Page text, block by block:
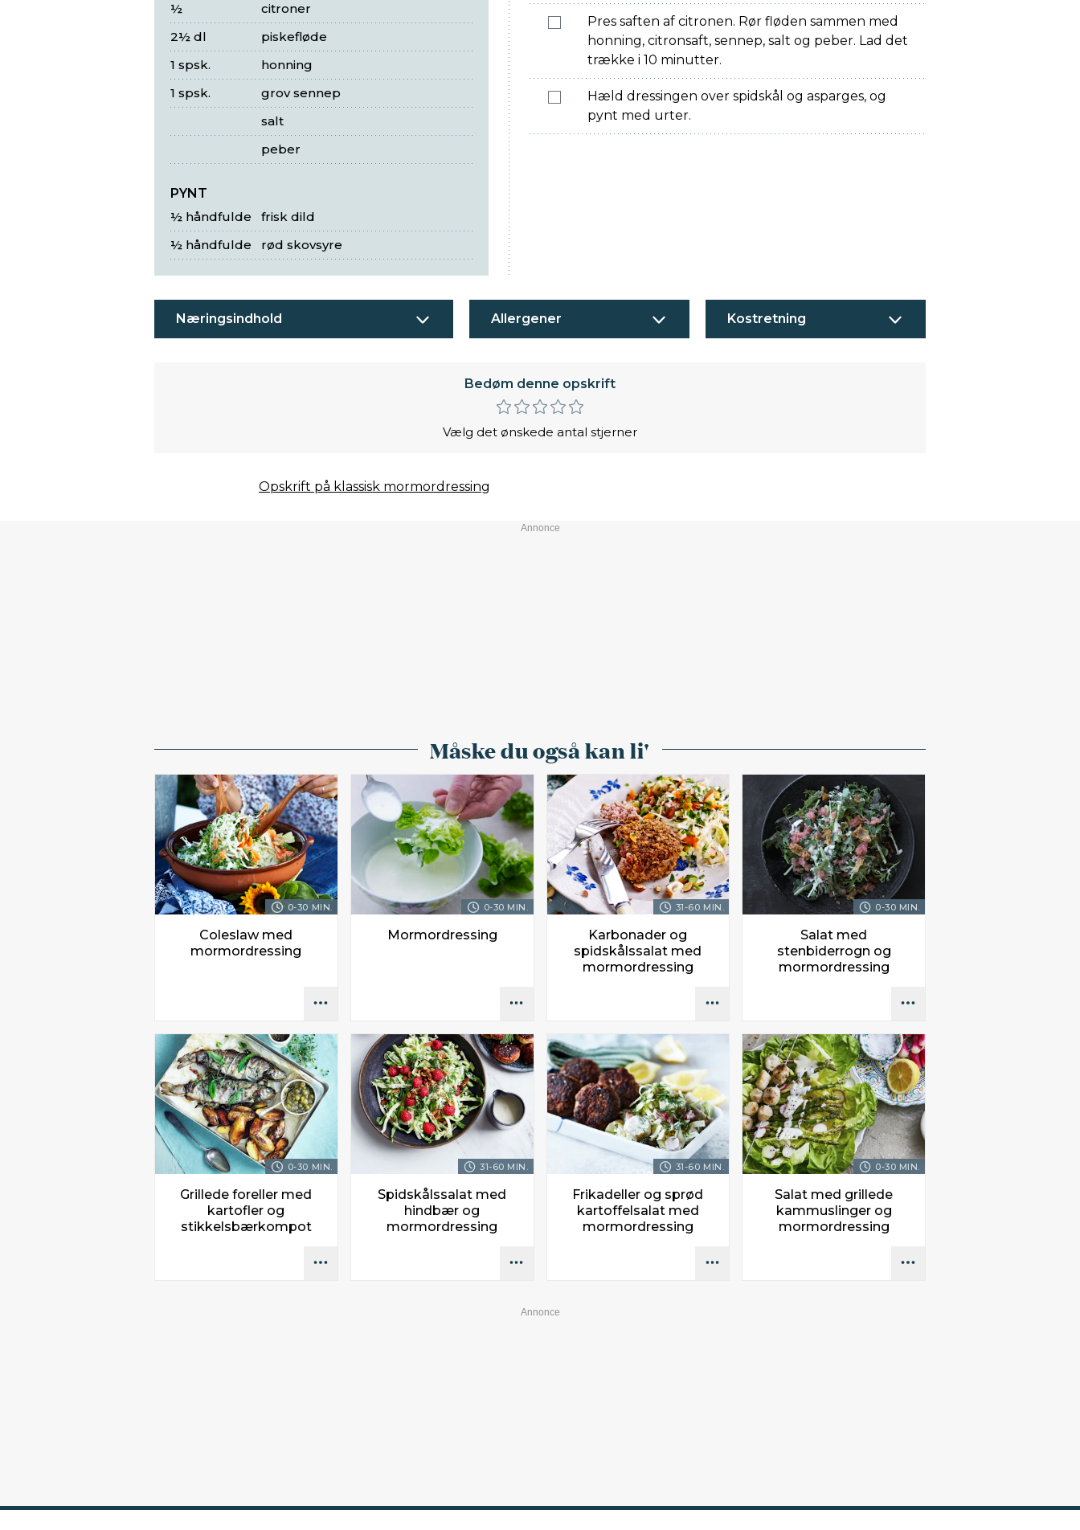
citroner
½
piskefløde
2½ dl
honning
1 spsk.
grov sennep
1 spsk.
salt
peber
PYNT
frisk dild
½ håndfulde
rød skovsyre
½ håndfulde
Pres saften af citronen. Rør fløden sammen med
honning, citronsaft, sennep, salt og peber. Lad det
trække i 10 minutter.
Hæld dressingen over spidskål og asparges, og
pynt med urter.
Næringsindhold Allergener Kostretning
Bedøm denne opskrift
Vælg det ønskede antal stjerner
Opskrift på klassisk mormordressing
Måske du også kan li'
0-30 MIN.
Coleslaw med
mormordressing
0-30 MIN.
Mormordressing
31-60 MIN.
Karbonader og
spidskålssalat med
mormordressing
0-30 MIN.
Salat med
stenbiderrogn og
mormordressing
0-30 MIN.
Grillede foreller med
kartofler og
stikkelsbærkompot
31-60 MIN.
Spidskålssalat med
hindbær og
mormordressing
31-60 MIN.
Frikadeller og sprød
kartoffelsalat med
mormordressing
0-30 MIN.
Salat med grillede
kammuslinger og
mormordressing